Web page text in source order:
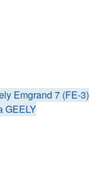
Emgrand 7 (FE-3)
GEELY